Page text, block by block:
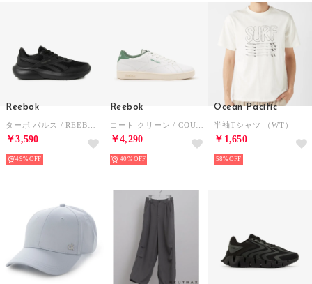
Reebok
ターボ パルス / REEBOK TURBO PULSE SA （ブラック）
￥3,590
49%
Reebok
コート クリーン / COURT CLEAN SA （ホワイト）
￥4,290
40%
Ocean Pacific
半袖Tシャツ （WT）
￥1,650
58%